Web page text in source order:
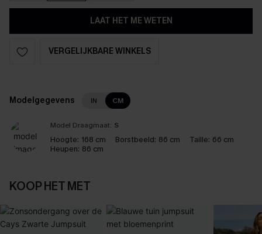
LAAT HET ME WETEN
VERGELIJKBARE WINKELS
Modelgegevens IN CM
Model Draagmaat: S
Hoogte: 168 cm Borstbeeld: 86 cm Taille: 66 cm
Heupen: 86 cm
KOOP HET MET